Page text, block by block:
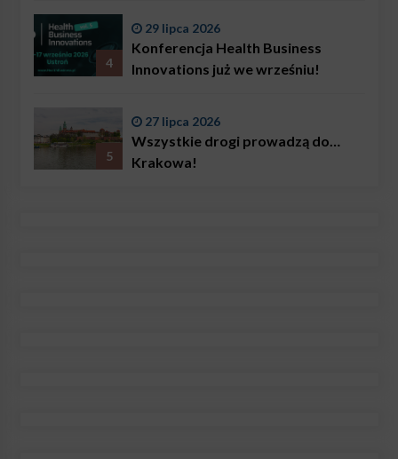
4
29 lipca 2026
Konferencja Health Business
Innovations już we wrześniu!
5
27 lipca 2026
Wszystkie drogi prowadzą do…
Krakowa!